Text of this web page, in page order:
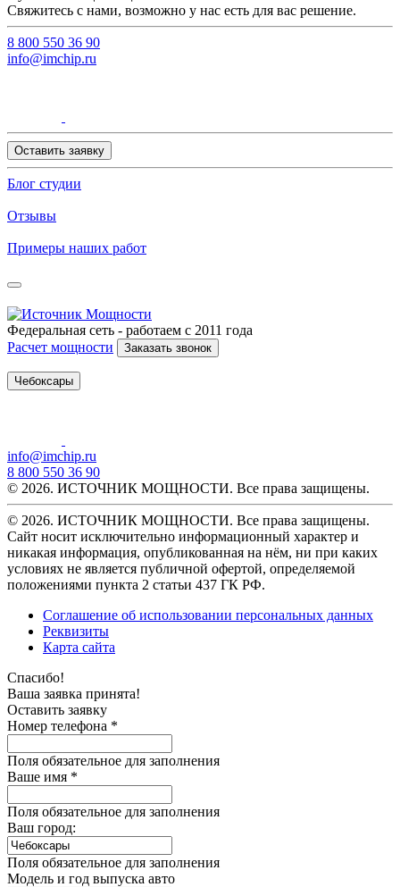
Свяжитесь с нами, возможно у нас есть для вас решение.
8 800 550 36 90
info@imchip.ru
Оставить заявку
Блог студии
Отзывы
Примеры наших работ
Федеральная сеть - работаем с 2011 года
Расчет мощности
Заказать звонок
Чебоксары
info@imchip.ru
8 800 550 36 90
© 2026. ИСТОЧНИК МОЩНОСТИ. Все права защищены.
© 2026. ИСТОЧНИК МОЩНОСТИ. Все права защищены.
Сайт носит исключительно информационный характер и
никакая информация, опубликованная на нём, ни при каких
условиях не является публичной офертой, определяемой
положениями пункта 2 статьи 437 ГК РФ.
Соглашение об использовании персональных данных
Реквизиты
Карта сайта
Спасибо!
Ваша заявка принята!
Оставить заявку
Номер телефона *
Поля обязательное для заполнения
Ваше имя *
Поля обязательное для заполнения
Ваш город:
Поля обязательное для заполнения
Модель и год выпуска авто